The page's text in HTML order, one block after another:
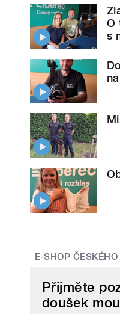
O
s
E-SHOP
Přijměte
doušek